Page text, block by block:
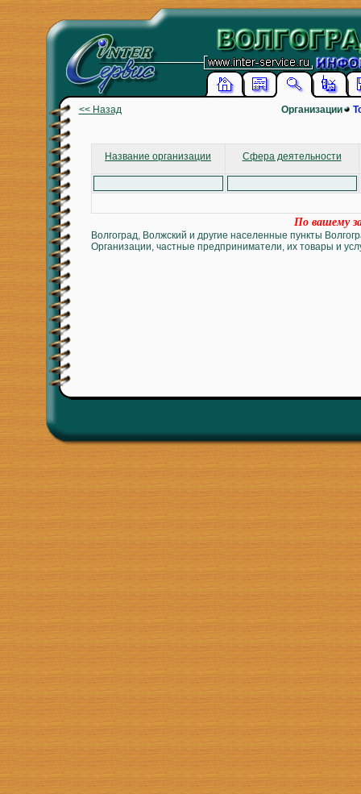
<< Назад Организации
Название организации Сфера деятельности
По вашему
Волгоград, Волжский и другие населенные пункты
Организации, частные предприниматели, их товары и